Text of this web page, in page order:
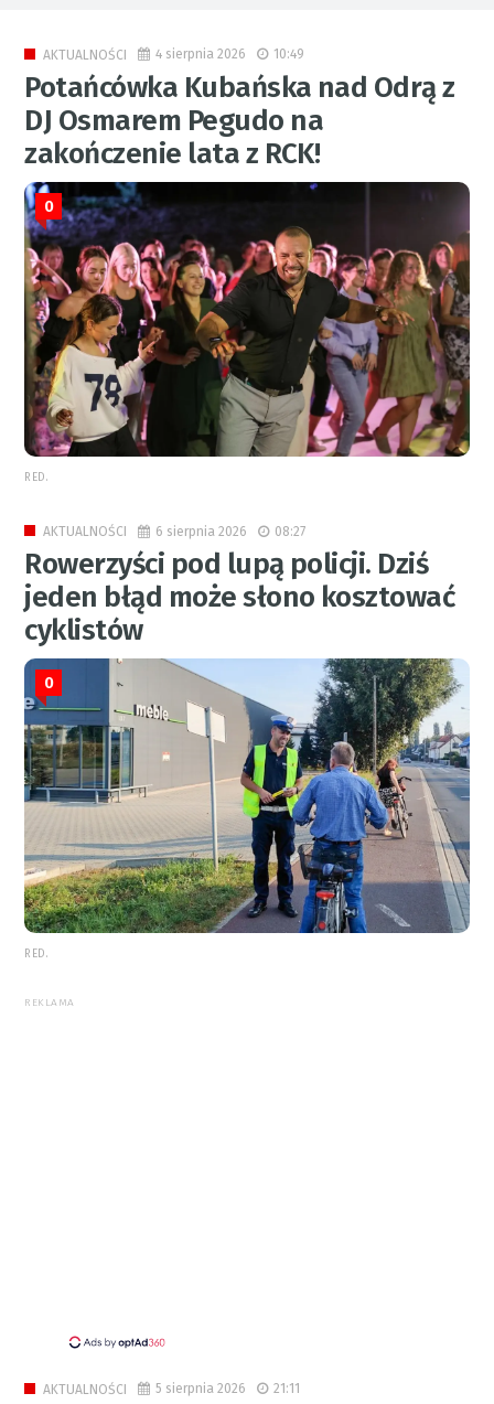
AKTUALNOŚCI 4 sierpnia 2026 10:49
Potańcówka Kubańska nad Odrą z
DJ Osmarem Pegudo na
zakończenie lata z RCK!
0
RED.
AKTUALNOŚCI 6 sierpnia 2026 08:27
Rowerzyści pod lupą policji. Dziś
jeden błąd może słono kosztować
cyklistów
0
RED.
REKLAMA
AKTUALNOŚCI 5 sierpnia 2026 21:11